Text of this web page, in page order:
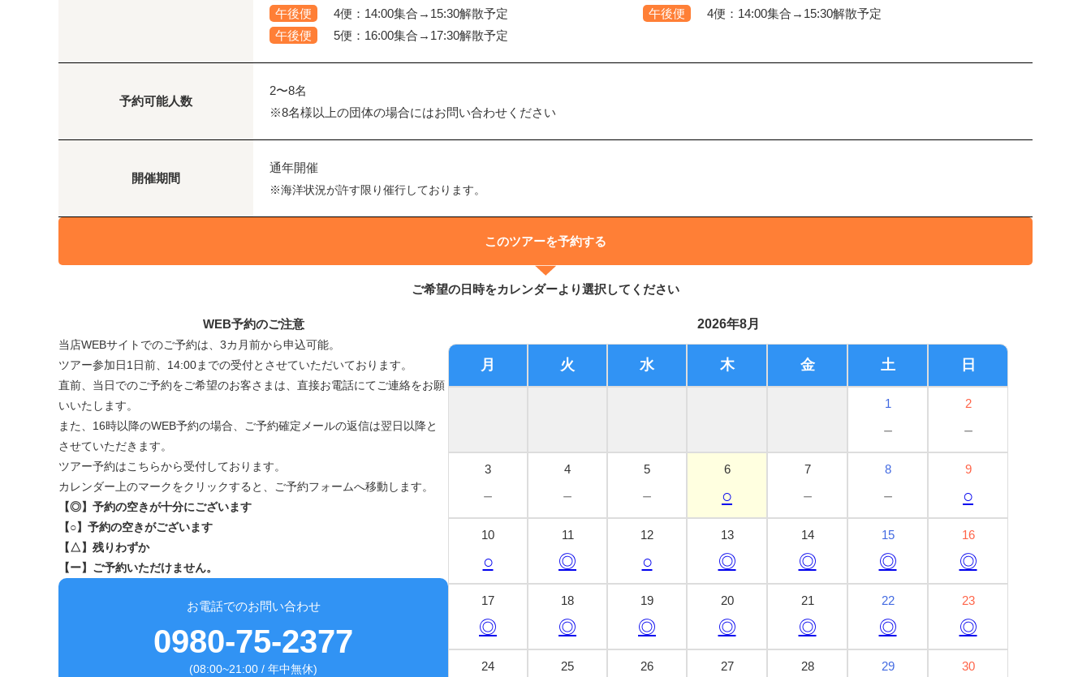
午後便
4便：14:00集合→15:30解散予定
午後便
5便：16:00集合→17:30解散予定
午後便
4便：14:00集合→15:30解散予定
予約可能人数
2〜8名
※8名様以上の団体の場合にはお問い合わせください
開催期間
通年開催
※海洋状況が許す限り催行しております。
このツアーを予約する
ご希望の日時をカレンダーより選択してください
WEB予約のご注意
当店WEBサイトでのご予約は、3カ月前から申込可能。
ツアー参加日1日前、14:00までの受付とさせていただいております。
直前、当日でのご予約をご希望のお客さまは、直接お電話にてご連絡をお願
いいたします。
また、16時以降のWEB予約の場合、ご予約確定メールの返信は翌日以降と
させていただきます。
ツアー予約はこちらから受付しております。
カレンダー上のマークをクリックすると、ご予約フォームへ移動します。
【◎】予約の空きが十分にございます
【○】予約の空きがございます
【△】残りわずか
【ー】ご予約いただけません。
お電話でのお問い合わせ
0980-75-2377
(08:00~21:00 / 年中無休)
2026年8月
月 火 水 木 金 土 日
1
－
2
－
3
－
4
－
5
－
6
○
7
－
8
－
9
○
10
○
11
◎
12
○
13
◎
14
◎
15
◎
16
◎
17
◎
18
◎
19
◎
20
◎
21
◎
22
◎
23
◎
24 25 26 27 28 29 30